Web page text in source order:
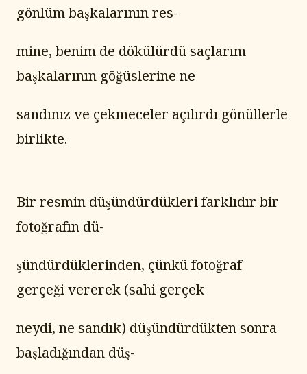
gönlüm başkalarının res-
mine, benim de dökülürdü saçlarım
başkalarının göğüslerine ne
sandınız ve çekmeceler açılırdı gönüllerle
birlikte.
Bir resmin düşündürdükleri farklıdır bir
fotoğrafın dü-
şündürdüklerinden, çünkü fotoğraf
gerçeği vererek (sahi gerçek
neydi, ne sandık) düşündürdükten sonra
başladığından düş-